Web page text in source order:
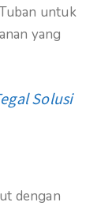
untuk
yang
Solusi
dengan